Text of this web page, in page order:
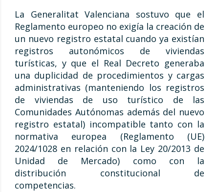
La Generalitat Valenciana sostuvo que el
Reglamento europeo no exigía la creación de
un nuevo registro estatal cuando ya existían
registros autonómicos de viviendas
turísticas, y que el Real Decreto generaba
una duplicidad de procedimientos y cargas
administrativas (manteniendo los registros
de viviendas de uso turístico de las
Comunidades Autónomas además del nuevo
registro estatal) incompatible tanto con la
normativa europea (Reglamento (UE)
2024/1028 en relación con la Ley 20/2013 de
Unidad de Mercado) como con la
distribución constitucional de
competencias.